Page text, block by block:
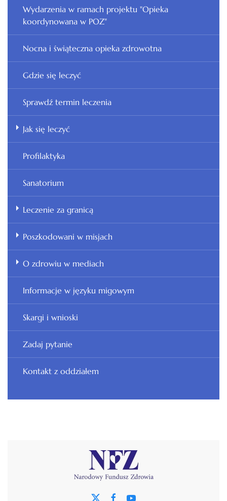
Wydarzenia w ramach projektu "Opieka
koordynowana w POZ"
Nocna i świąteczna opieka zdrowotna
Gdzie się leczyć
Sprawdź termin leczenia
Jak się leczyć
Profilaktyka
Sanatorium
Leczenie za granicą
Poszkodowani w misjach
O zdrowiu w mediach
Informacje w języku migowym
Skargi i wnioski
Zadaj pytanie
Kontakt z oddziałem